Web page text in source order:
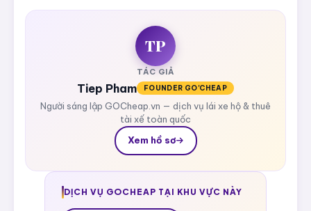
TP
TÁC GIẢ
Tiep Pham FOUNDER GO'CHEAP
Người sáng lập GOCheap.vn — dịch vụ lái xe hộ & thuê
tài xế toàn quốc
Xem hồ sơ
DỊCH VỤ GOCHEAP TẠI KHU VỰC NÀY